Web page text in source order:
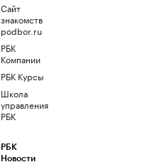
Сайт
знакомств
podbor.ru
РБК
Компании
РБК Курсы
Школа
управления
РБК
РБК
Новости